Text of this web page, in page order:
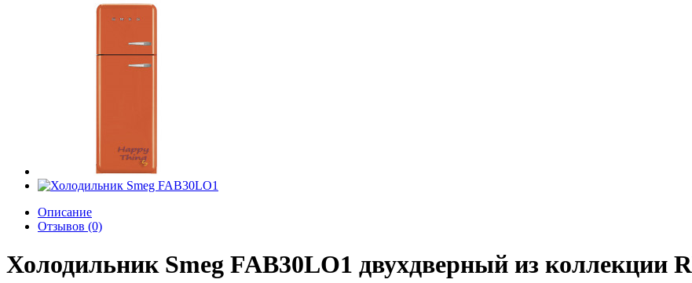
Описание
Отзывов (0)
Холодильник Smeg FAB30LO1 двухдверный из коллекции